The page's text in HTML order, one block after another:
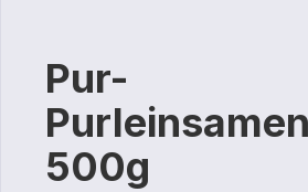
Pur-
500g